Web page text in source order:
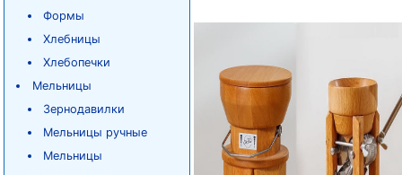
Формы
Хлебницы
Хлебопечки
Мельницы
Зернодавилки
Мельницы ручные
Мельницы